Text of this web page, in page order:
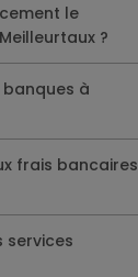
le
?
à
frais bancaires